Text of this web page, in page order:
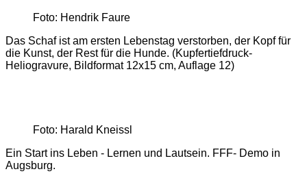
Foto: Hendrik Faure
Das Schaf ist am ersten Lebenstag verstorben, der Kopf für
die Kunst, der Rest für die Hunde. (Kupfertiefdruck-
Heliogravure, Bildformat 12x15 cm, Auflage 12)
Foto: Harald Kneissl
Ein Start ins Leben - Lernen und Lautsein. FFF- Demo in
Augsburg.